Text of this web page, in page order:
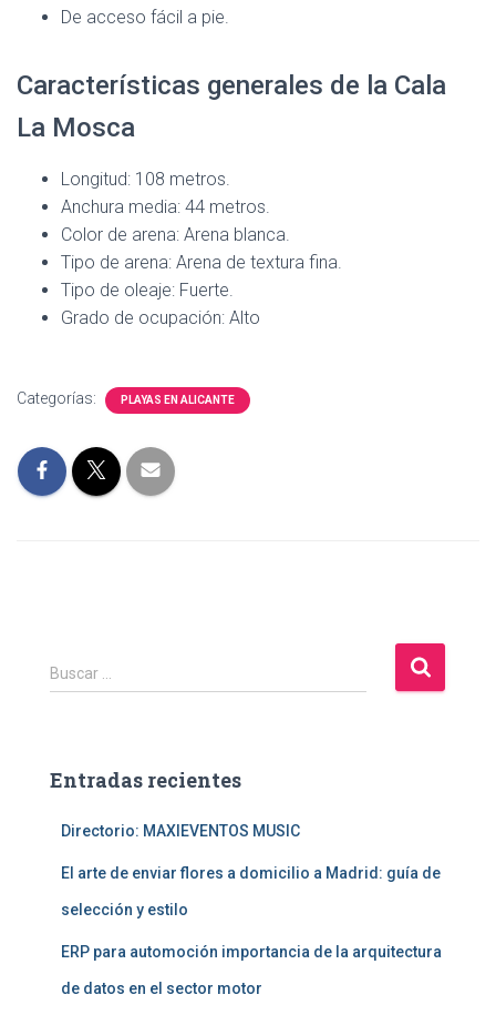
De acceso fácil a pie.
Características generales de la Cala
La Mosca
Longitud: 108 metros.
Anchura media: 44 metros.
Color de arena: Arena blanca.
Tipo de arena: Arena de textura fina.
Tipo de oleaje: Fuerte.
Grado de ocupación: Alto
Categorías: PLAYAS EN ALICANTE
B
u
r
Buscar …
Entradas recientes
Directorio: MAXIEVENTOS MUSIC
El arte de enviar flores a domicilio a Madrid: guía de
selección y estilo
ERP para automoción importancia de la arquitectura
de datos en el sector motor